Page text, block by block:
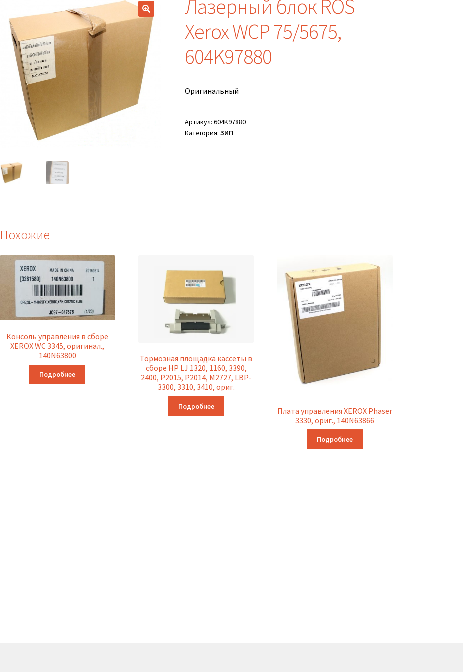
Лазерный блок ROS
Xerox WCP 75/5675,
604K97880
Оригинальный
Артикул: 604K97880
Категория: ЗИП
Похожие
Консоль управления в сборе
XEROX WC 3345, оригинал.,
140N63800
Подробнее
Тормозная площадка кассеты в
сборе HP LJ 1320, 1160, 3390,
2400, P2015, P2014, M2727, LBP-
3300, 3310, 3410, ориг.
Подробнее
Плата управления XEROX Phaser
3330, ориг., 140N63866
Подробнее